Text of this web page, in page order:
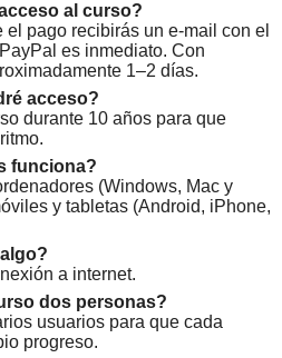
al curso?
el pago recibirás un e-mail con el
es inmediato. Con
1–2 días.
acceso?
durante 10 años para que
funciona?
(Windows, Mac y
y tabletas (Android, iPhone,
a internet.
dos personas?
usuarios para que cada
progreso.